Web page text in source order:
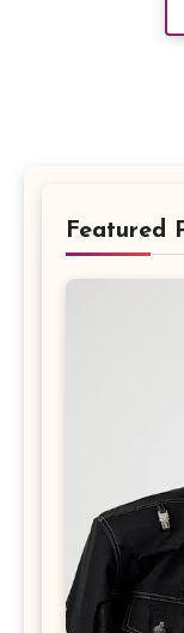
Featured